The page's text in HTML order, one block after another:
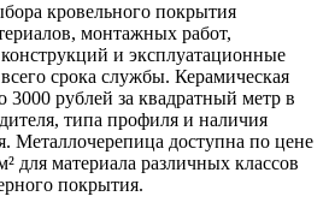
кровельного покрытия
монтажных работ,
и эксплуатационные
срока службы. Керамическая
3000 рублей за квадратный метр в
типа профиля и наличия
Металлочерепица доступна по цене
для материала различных классов
покрытия.